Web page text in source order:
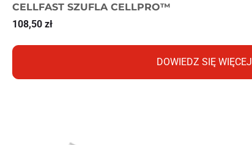
CELLFAST SZUFLA CELLPRO™
108,50 zł
DOWIEDZ SIĘ WIĘCEJ